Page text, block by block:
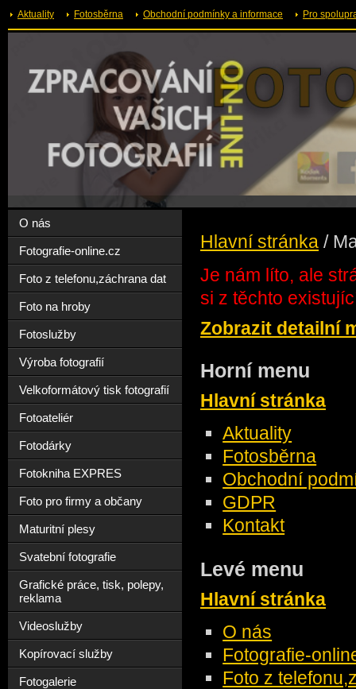
Aktuality Fotosběrna Obchodní podmínky a informace Pro
Hlavní stránka /
Je nám líto, ale
si z těchto
Zobrazit detailní
Horní menu
Hlavní stránka
Aktuality
Fotosběrna
Obchodní
GDPR
Kontakt
Levé menu
Hlavní stránka
O nás
Fotografie-
Foto z
O nás
Fotografie-online.cz
Foto z telefonu,záchrana dat
Foto na hroby
Fotoslužby
Výroba fotografií
Velkoformátový tisk fotografií
Fotoateliér
Fotodárky
Fotokniha EXPRES
Foto pro firmy a občany
Maturitní plesy
Svatební fotografie
Grafické práce, tisk, polepy,
reklama
Videoslužby
Kopírovací služby
Fotogalerie